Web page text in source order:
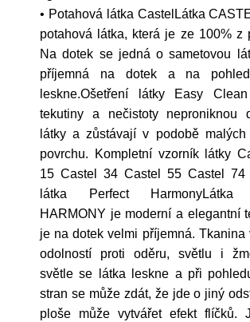
• Potahová látka CastelLátka
potahová látka, která je ze 100% z
Na dotek se jedná o sametovou
příjemná na dotek a na
leskne.Ošetření látky Easy
tekutiny a nečistoty neproniknou
látky a zůstávají v podobě
povrchu. Kompletní vzorník látky
15 Castel 34 Castel 55 Castel 74
látka Perfect HarmonyLátka
HARMONY je moderní a elegantní
je na dotek velmi příjemná. Tkanina
odolností proti oděru, světlu i
světle se látka leskne a při
stran se může zdát, že jde o jiný
ploše může vytvářet efekt flíčků.